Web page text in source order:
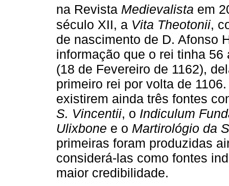
na Revista Medievalista em
século XII, a Vita Theotonii,
de nascimento de D. Afonso
informação que o rei tinha
(18 de Fevereiro de 1162),
primeiro rei por volta de
existirem ainda três fontes
S. Vincentii, o Indiculum
Ulixbone e o Martirológio da
primeiras foram produzidas
considerá-las como fontes
maior credibilidade.